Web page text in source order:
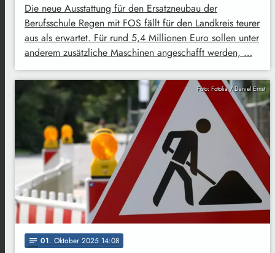
Die neue Ausstattung für den Ersatzneubau der
Berufsschule Regen mit FOS fällt für den Landkreis teurer
aus als erwartet. Für rund 5,4 Millionen Euro sollen unter
anderem zusätzliche Maschinen angeschafft werden, …
Foto: Fotolia / Daniel Ernst
notes 01. Oktober 2025 14:08